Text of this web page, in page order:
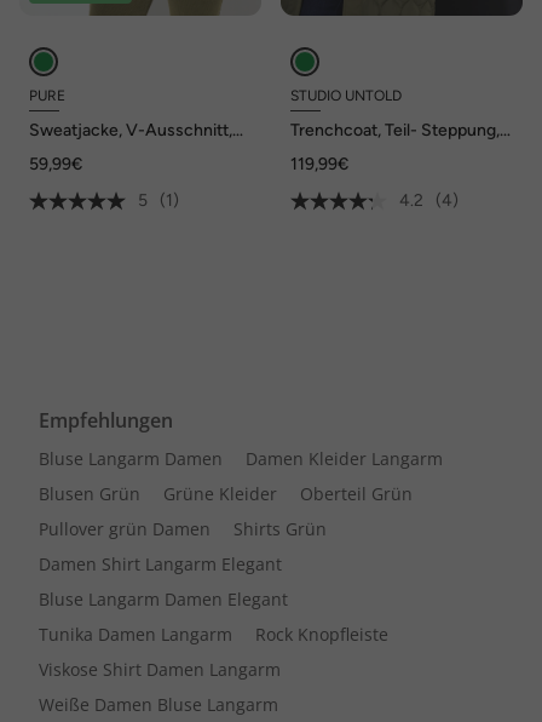
PURE
Sweatjacke, V-Ausschnitt,
59,99€
5
(1)
STUDIO UNTOLD
Trenchcoat, Teil- Steppung,
119,99€
4.2
(4)
Empfehlungen
Bluse Langarm Damen
Damen Kleider Langarm
Blusen Grün
Grüne Kleider
Oberteil Grün
Pullover grün Damen
Shirts Grün
Damen Shirt Langarm Elegant
Bluse Langarm Damen Elegant
Tunika Damen Langarm
Rock Knopfleiste
Viskose Shirt Damen Langarm
Weiße Damen Bluse Langarm